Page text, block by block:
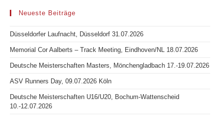
Neueste Beiträge
Düsseldorfer Laufnacht, Düsseldorf 31.07.2026
Memorial Cor Aalberts – Track Meeting, Eindhoven/NL 18.07.2026
Deutsche Meisterschaften Masters, Mönchengladbach 17.-19.07.2026
ASV Runners Day, 09.07.2026 Köln
Deutsche Meisterschaften U16/U20, Bochum-Wattenscheid
10.-12.07.2026